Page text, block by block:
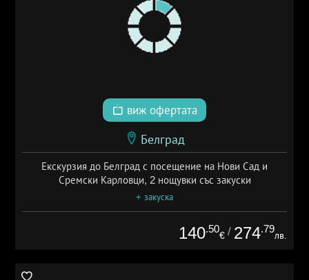
виж офертата
Белград
Екскурзия до Белград с посещение на Нови Сад и
Сремски Карловци, 2 нощувки със закуски
+ закуска
140.50
€ / 274.79
лв.